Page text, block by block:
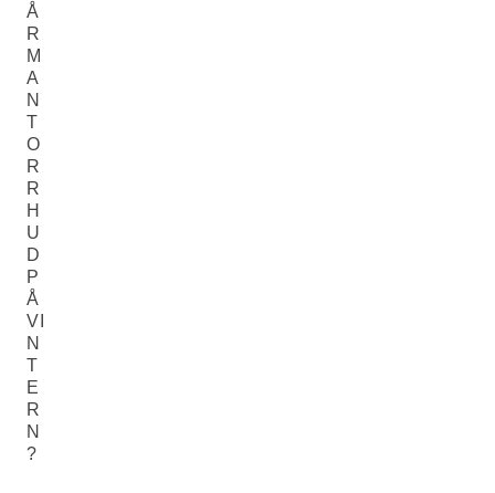
Å
R
M
A
N
T
O
R
R
H
U
D
P
Å
VI
N
T
E
R
N
?